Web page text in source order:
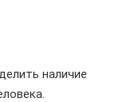
наличие